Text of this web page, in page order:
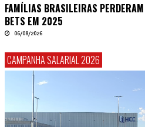
FAMÍLIAS BRASILEIRAS
BETS EM 2025
06/08/2026
CAMPANHA SALARIAL 2026